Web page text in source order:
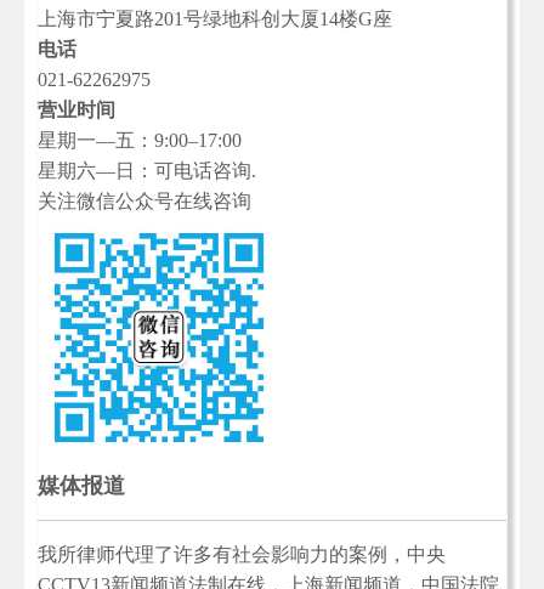
上海市宁夏路201号绿地科创大厦14楼G座
电话
021-62262975
营业时间
星期一—五：9:00–17:00
星期六—日：可电话咨询.
关注微信公众号在线咨询
媒体报道
我所律师代理了许多有社会影响力的案例，中央
CCTV13新闻频道法制在线，上海新闻频道，中国法院